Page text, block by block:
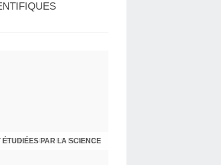
PAR LA SCIENCE
MESSAGE DES PLANTES